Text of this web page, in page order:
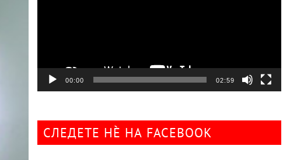
00:00 02:59
СЛЕДЕТЕ НÈ НА FACEBOOK